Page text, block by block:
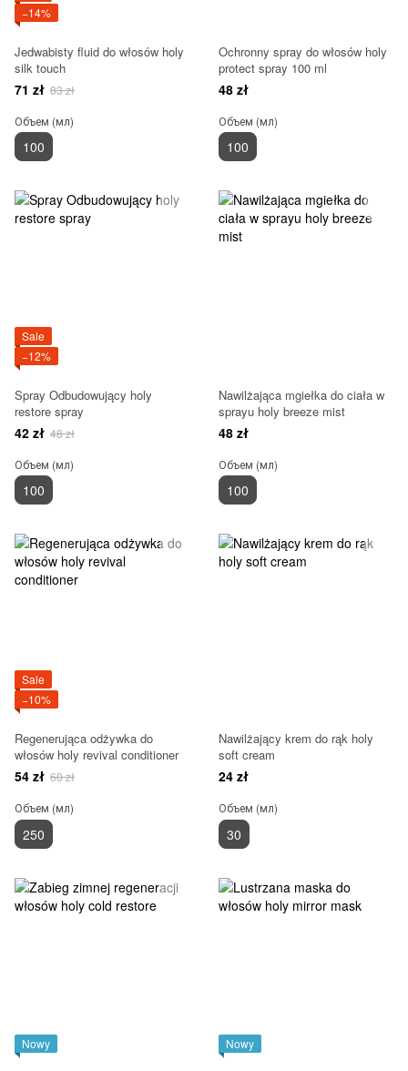
−14%
Jedwabisty fluid do włosów holy
silk touch
71 zł 83 zł
Объем (мл)
100
Ochronny spray do włosów holy
protect spray 100 ml
48 zł
Объем (мл)
100
Sale
−12%
Spray Odbudowujący holy
restore spray
42 zł 48 zł
Объем (мл)
100
Nawilżająca mgiełka do ciała w
sprayu holy breeze mist
48 zł
Объем (мл)
100
Sale
−10%
Regenerująca odżywka do
włosów holy revival conditioner
54 zł 60 zł
Объем (мл)
250
Nawilżający krem do rąk holy
soft cream
24 zł
Объем (мл)
30
Nowy Nowy